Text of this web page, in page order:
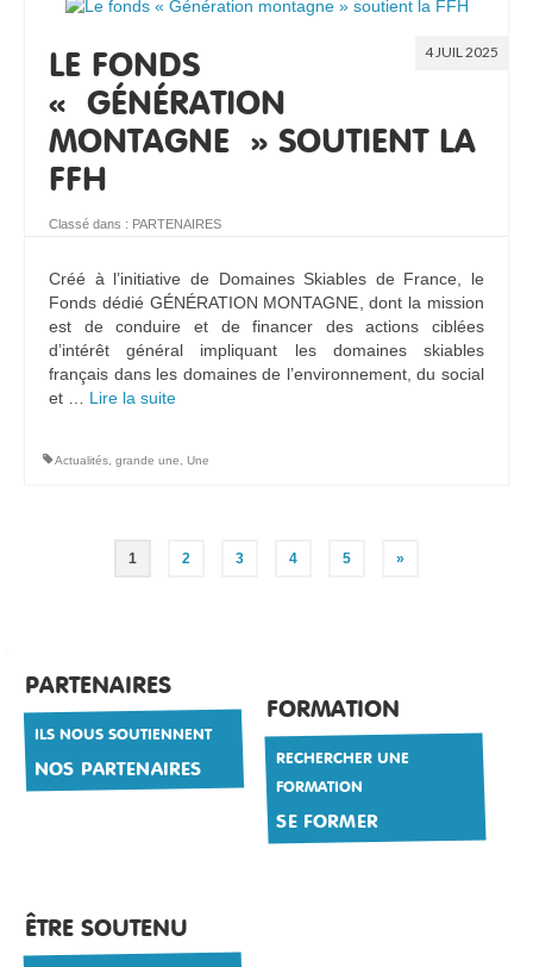
4 JUIL 2025
LE FONDS
« GÉNÉRATION
MONTAGNE » SOUTIENT LA
FFH
Classé dans : PARTENAIRES
Créé à l’initiative de Domaines Skiables de France, le
Fonds dédié GÉNÉRATION MONTAGNE, dont la mission
est de conduire et de financer des actions ciblées
d’intérêt général impliquant les domaines skiables
français dans les domaines de l’environnement, du social
et … Lire la suite­­
Actualités, grande une, Une
Pagination
1 2 3 4 5 »
PARTENAIRES
ILS NOUS SOUTIENNENT
NOS PARTENAIRES
FORMATION
RECHERCHER UNE
FORMATION
SE FORMER
ÊTRE SOUTENU